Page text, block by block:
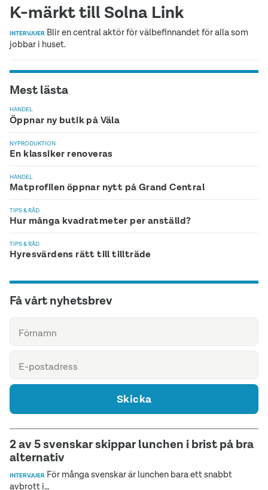
K-märkt till Solna Link
INTERVJUER Blir en central aktör för välbefinnandet för alla som
jobbar i huset.
Mest lästa
HANDEL
Öppnar ny butik på Väla
NYPRODUKTION
En klassiker renoveras
HANDEL
Matprofilen öppnar nytt på Grand Central
TIPS & RÅD
Hur många kvadratmeter per anställd?
TIPS & RÅD
Hyresvärdens rätt till tillträde
Få vårt nyhetsbrev
Skicka
2 av 5 svenskar skippar lunchen i brist på bra
alternativ
INTERVJUER För många svenskar är lunchen bara ett snabbt
avbrott i…